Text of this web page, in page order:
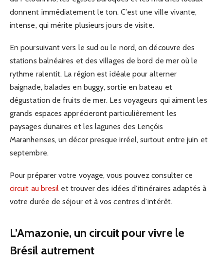
donnent immédiatement le ton. C’est une ville vivante,
intense, qui mérite plusieurs jours de visite.
En poursuivant vers le sud ou le nord, on découvre des
stations balnéaires et des villages de bord de mer où le
rythme ralentit. La région est idéale pour alterner
baignade, balades en buggy, sortie en bateau et
dégustation de fruits de mer. Les voyageurs qui aiment les
grands espaces apprécieront particulièrement les
paysages dunaires et les lagunes des Lençóis
Maranhenses, un décor presque irréel, surtout entre juin et
septembre.
Pour préparer votre voyage, vous pouvez consulter ce
circuit au bresil et trouver des idées d’itinéraires adaptés à
votre durée de séjour et à vos centres d’intérêt.
L’Amazonie, un circuit pour vivre le
Brésil autrement